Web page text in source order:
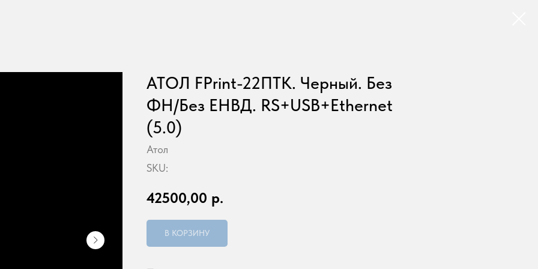
АТОЛ FPrint-22ПТК. Черный. Без
ФН/Без ЕНВД. RS+USB+Ethernet
(5.0)
Атол
SKU:
42500,00 р.
В КОРЗИНУ